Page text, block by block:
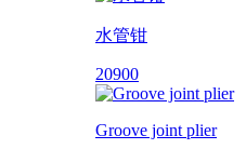
水管钳
20900
Groove joint plier